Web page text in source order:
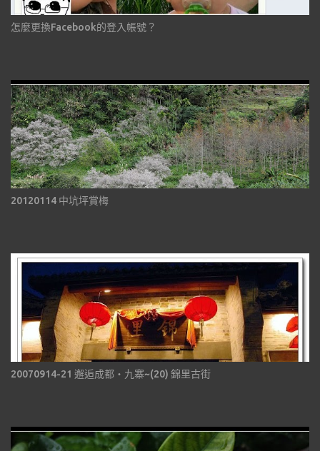
怎麼更換Facebook的登入帳號？
20120114 中坑坪賞梅
20070914-21 邂逅成都‧九寨~(20) 錦里古街